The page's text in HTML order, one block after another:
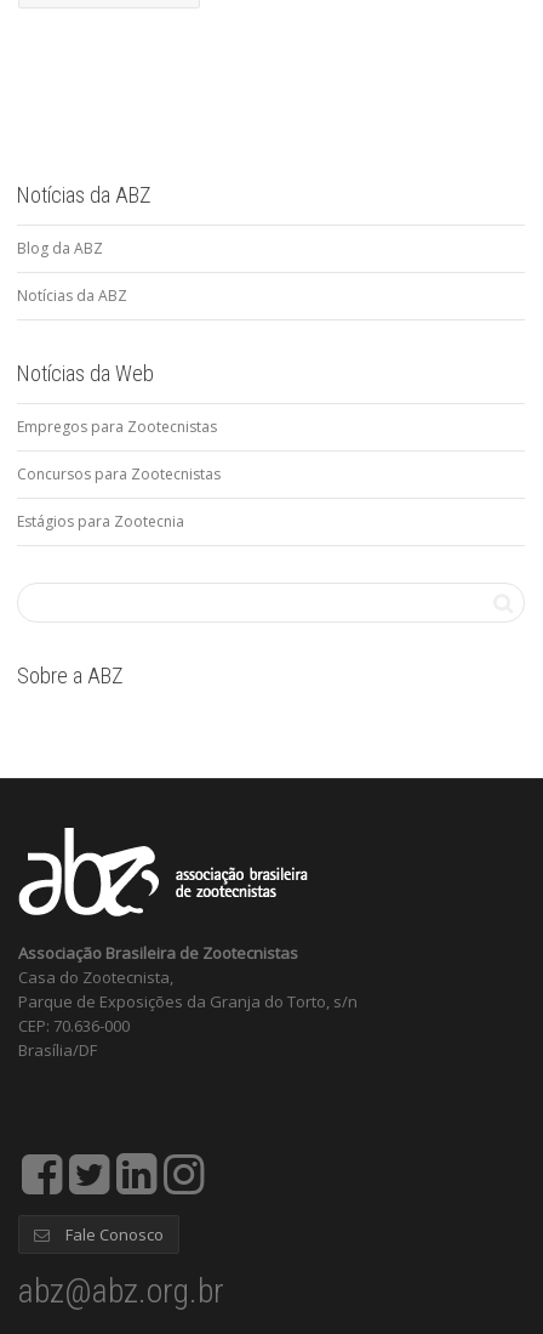
Notícias da ABZ
Blog da ABZ
Notícias da ABZ
Notícias da Web
Empregos para Zootecnistas
Concursos para Zootecnistas
Estágios para Zootecnia
Sobre a ABZ
Associação Brasileira de Zootecnistas
Casa do Zootecnista,
Parque de Exposições da Granja do Torto, s/n
CEP: 70.636-000
Brasília/DF
Fale Conosco
abz@abz.org.br